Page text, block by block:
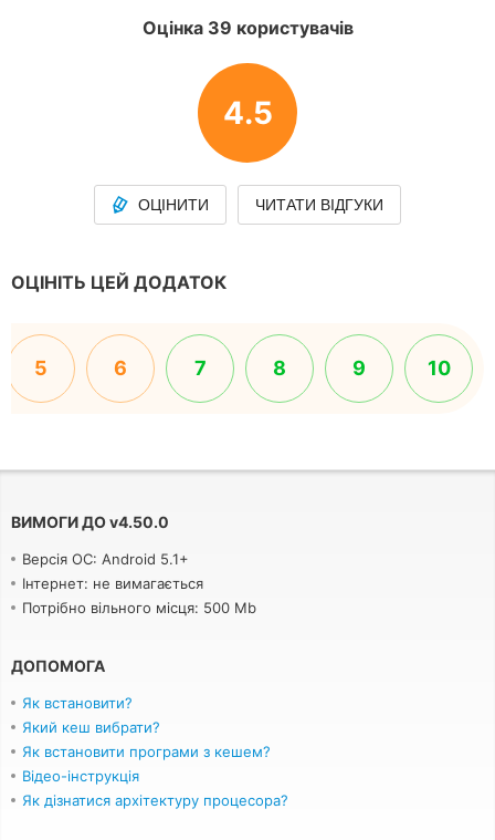
Оцінка 39 користувачів
4.5
ОЦІНИТИ ЧИТАТИ ВІДГУКИ
ОЦІНІТЬ ЦЕЙ ДОДАТОК
5 6 7 8 9 10
ВИМОГИ ДОv4.50.0
Версія ОС: Android 5.1+
Інтернет: не вимагається
Потрібно вільного місця: 500 Mb
ДОПОМОГА
Як встановити?
Який кеш вибрати?
Як встановити програми з кешем?
Відео-інструкція
Як дізнатися архітектуру процесора?